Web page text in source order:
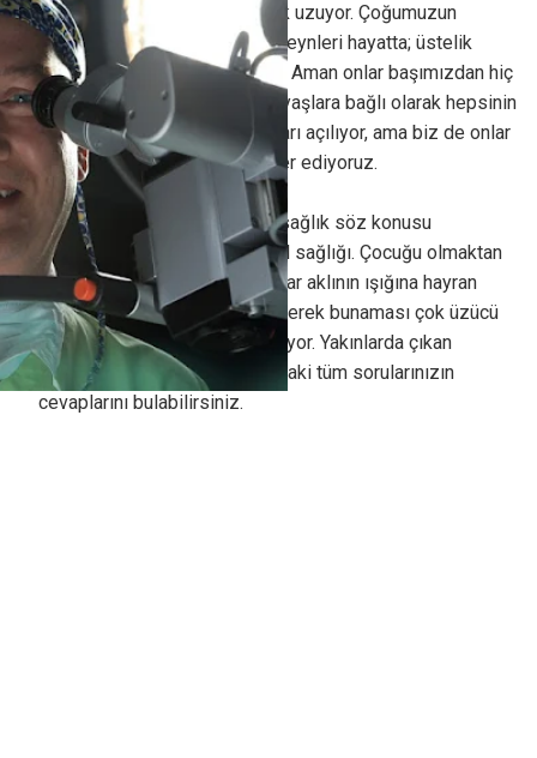
sayesinde insan ömrü giderek uzuyor. Çoğumuzun
ebeveynleri, hatta büyük ebeveynleri hayatta; üstelik
nazar değmesin sağlıklılar da. Aman onlar başımızdan hiç
eksik olmasınlar. Tabii ki ileri yaşlara bağlı olarak hepsinin
başına bir takım sağlık sorunları açılıyor, ama biz de onlar
için tüm imkanlarımızı seferber ediyoruz.
Herhalde hepiniz katılırsınız, sağlık söz konusu
edildiğinde; en önemli şey akıl sağlığı. Çocuğu olmaktan
gurur duyduğumuz, bir zamanlar aklının ışığına hayran
olduğumuz büyüklerimizin giderek bunaması çok üzücü
bir durum; insanın içi parçalanıyor. Yakınlarda çıkan
kitabımda bu problem hakkındaki tüm sorularınızın
cevaplarını bulabilirsiniz.